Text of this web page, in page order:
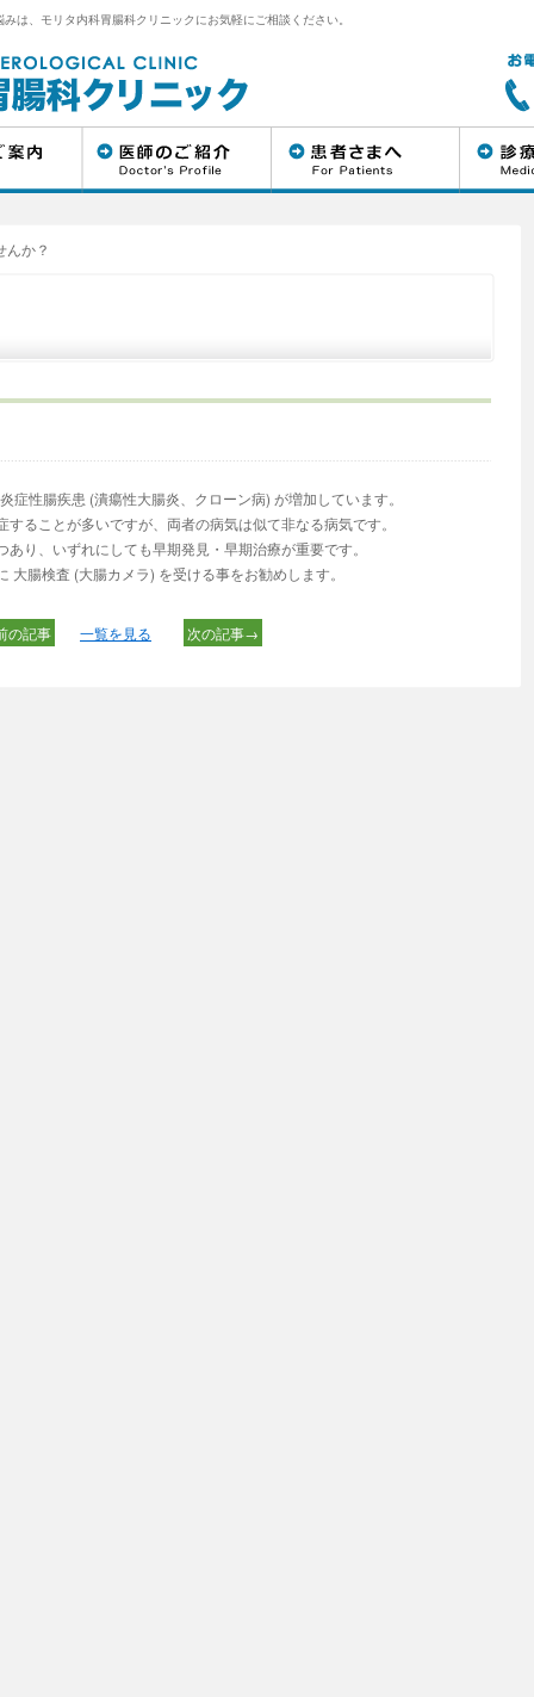
は、モリタ内科胃腸科クリニックにお気軽にご相談ください。
んか？
性腸疾患 (潰瘍性大腸炎、クローン病) が増加しています。
ることが多いですが、両者の病気は似て非なる病気です。
り、いずれにしても早期発見・早期治療が重要です。
腸検査 (大腸カメラ) を受ける事をお勧めします。
の記事 一覧を見る 次の記事→